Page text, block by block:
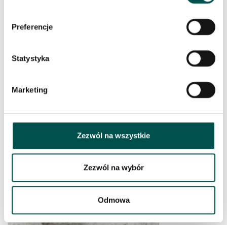
Preferencje
Statystyka
Marketing
Zezwól na wszystkie
Zezwól na wybór
Odmowa
COLONIAL IVORY